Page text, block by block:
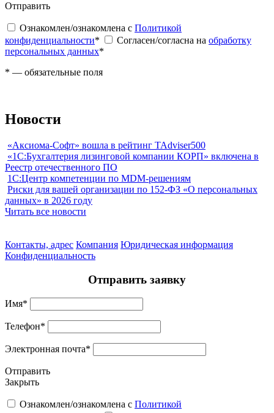
Отправить
Ознакомлен/ознакомлена с Политикой
конфиденциальности* Согласен/согласна на обработку
персональных данных*
* — обязательные поля
Новости
«Аксиома-Софт» вошла в рейтинг TAdviser500
«1С:Бухгалтерия лизинговой компании КОРП» включена в
Реестр отечественного ПО
1С:Центр компетенции по MDM-решениям
Риски для вашей организации по 152-ФЗ «О персональных
данных» в 2026 году
Читать все новости
Контакты, адрес Компания Юридическая информация
Конфиденциальность
Отправить заявку
Имя*
Телефон*
Электронная почта*
Отправить
Закрыть
Ознакомлен/ознакомлена с Политикой